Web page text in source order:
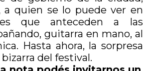
a quien se lo puede ver en
que anteceden a las
guitarra en mano, al
Hasta ahora, la sorpresa
del festival.